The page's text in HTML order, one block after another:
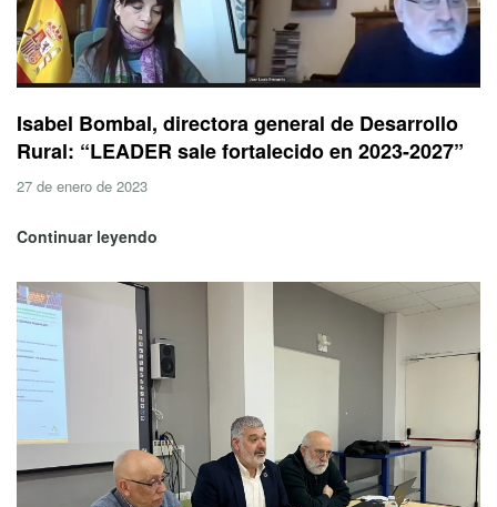
Isabel Bombal, directora general de Desarrollo
Rural: “LEADER sale fortalecido en 2023-2027”
27 de enero de 2023
Continuar leyendo